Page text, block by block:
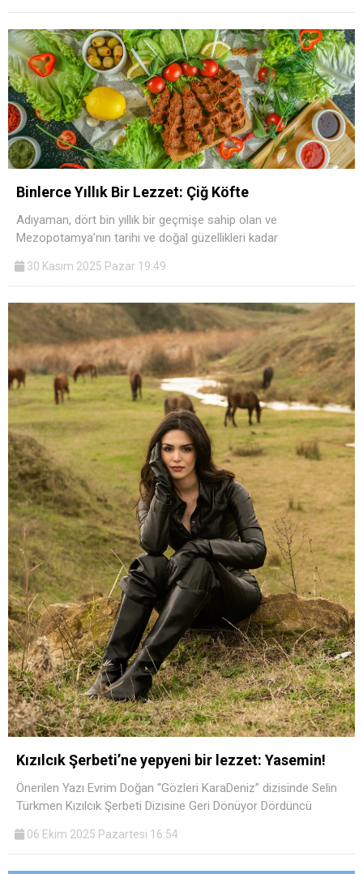
Binlerce Yıllık Bir Lezzet: Çiğ Köfte
Adıyaman, dört bin yıllık bir geçmişe sahip olan ve
Mezopotamya’nın tarihi ve doğal güzellikleri kadar
30 Kasım 2025 Pazar 19:49
Kızılcık Şerbeti’ne yepyeni bir lezzet: Yasemin!
Önerilen Yazı Evrim Doğan “Gözleri KaraDeniz” dizisinde Selin
Türkmen Kızılcık Şerbeti Dizisine Geri Dönüyor Dördüncü
06 Ekim 2025 Pazartesi 16:54